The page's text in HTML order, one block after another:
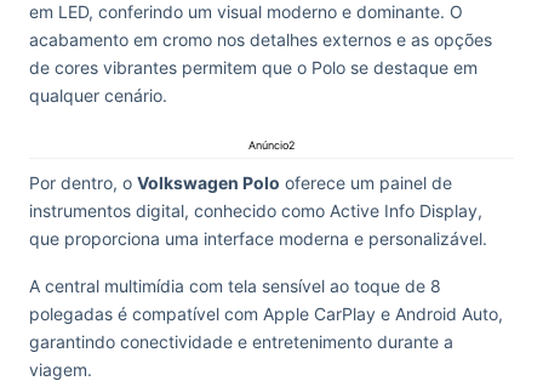
em LED, conferindo um visual moderno e dominante. O
acabamento em cromo nos detalhes externos e as opções
de cores vibrantes permitem que o Polo se destaque em
qualquer cenário.
Anúncio2
Por dentro, o Volkswagen Polo oferece um painel de
instrumentos digital, conhecido como Active Info Display,
que proporciona uma interface moderna e personalizável.
A central multimídia com tela sensível ao toque de 8
polegadas é compatível com Apple CarPlay e Android Auto,
garantindo conectividade e entretenimento durante a
viagem.